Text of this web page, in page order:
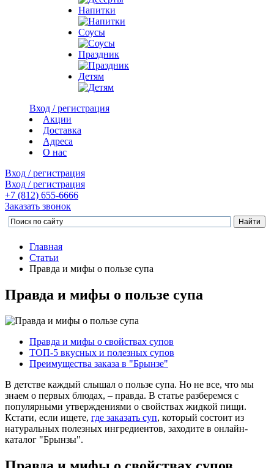
Напитки
Соусы
Праздник
Детям
Вход / регистрация
Акции
Доставка
Адреса
О нас
Вход / регистрация
Вход / регистрация
+7 (812) 655-6666
Заказать звонок
Главная
Статьи
Правда и мифы о пользе супа
Правда и мифы о пользе супа
Правда и мифы о свойствах супов
ТОП-5 вкусных и полезных супов
Преимущества заказа в "Брынзе"
В детстве каждый слышал о пользе супа. Но не все, что мы
знаем о первых блюдах, – правда. В статье разберемся с
популярными утверждениями о свойствах жидкой пищи.
Кстати, если ищете, где заказать суп, который состоит из
натуральных полезных ингредиентов, заходите в онлайн-
каталог "Брынзы".